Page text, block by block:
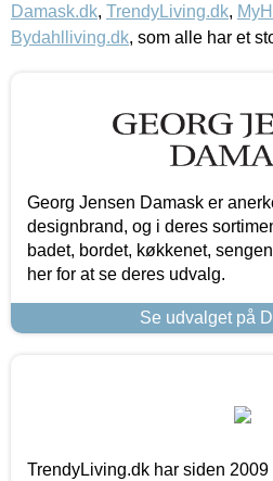
Damask.dk, TrendyLiving.dk,
Bydahlliving.dk, som alle har et
Georg Jensen Damask er
designbrand, og i deres
badet, bordet, køkkenet,
her for at se deres udvalg.
Se udvalget på
TrendyLiving.dk har siden